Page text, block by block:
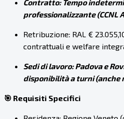
Contratto: Tempo
professionalizzante
Retribuzione: RAL €
contrattuali e welfare
Sedi di lavoro: Padova e
disponibilità a turni
🎯 Requisiti Specifici